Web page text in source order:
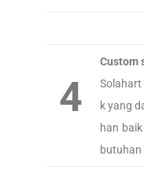
4
Custom
Solahart
k yang
han
butuhan